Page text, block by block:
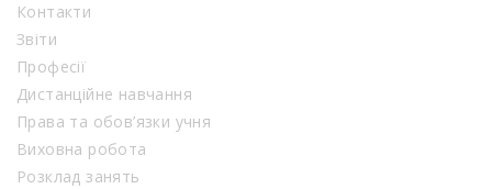
Контакти
Звіти
Професії
Дистанційне навчання
Права та обов’язки учня
Виховна робота
Розклад занять